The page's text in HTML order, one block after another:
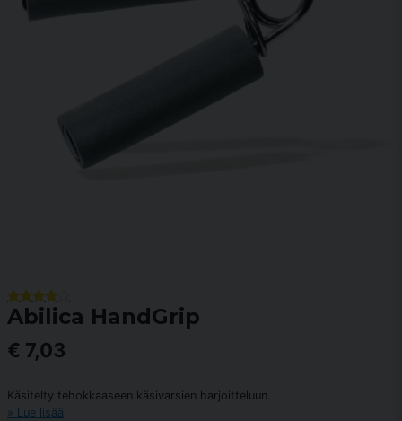
Abilica HandGrip
€ 7,03
Käsitelty tehokkaaseen käsivarsien harjoitteluun.
Lue lisää